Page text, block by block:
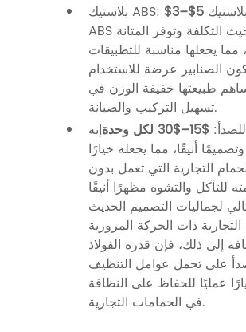
بلاستيك ABS:
ABS مادة فعّالة من حيث التكلفة وتوفر المتانة
يجعلها مناسبة للتطبيقات
الصنابير عرضة للاستخدام
طبيعتها خفيفة الوزن في
تسهيل التركيب والصيانة.
$15–$30 لكل وحدة
إنه
أنيقًا، مما يجعله خيارًا
التجارية التي تعمل بدون
والتشوه مظهرًا أنيقًا
لجماليات التصميم الحديث
ذات الحركة المرورية
إلى ذلك، فإن قدرة الفولاذ
على تحمل عوامل التنظيف
عمليًا للحفاظ على النظافة
في الحمامات التجارية.